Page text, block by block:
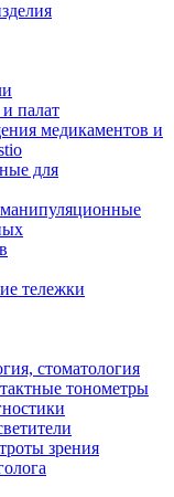
палат
медикаментов и
для
тележки
стоматология
тонометры
зрения